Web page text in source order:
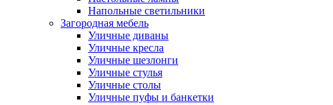
Напольные светильники
Загородная мебель
Уличные диваны
Уличные кресла
Уличные шезлонги
Уличные стулья
Уличные столы
Уличные пуфы и банкетки